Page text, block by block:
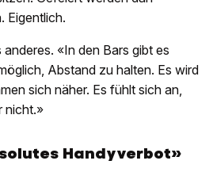
Eigentlich.
«In den Bars gibt es
Abstand zu halten. Es wird
sich näher. Es fühlt sich an,
nicht.»
Handyverbot»